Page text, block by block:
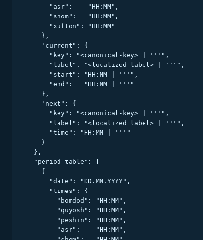
      "asr":    "HH:MM",
      "shom":   "HH:MM",
      "xufton": "HH:MM"
    },
    "current": {
      "key": "<canonical-key> | '''",
      "label": "<localized label> | '''",
      "start": "HH:MM | '''",
      "end":   "HH:MM | '''"
    },
    "next": {
      "key": "<canonical-key> | '''",
      "label": "<localized label> | '''",
      "time": "HH:MM | '''"
    }
  },
  "period_table": [
    {
      "date": "DD.MM.YYYY",
      "times": {
        "bomdod": "HH:MM",
        "quyosh": "HH:MM",
        "peshin": "HH:MM",
        "asr":    "HH:MM",